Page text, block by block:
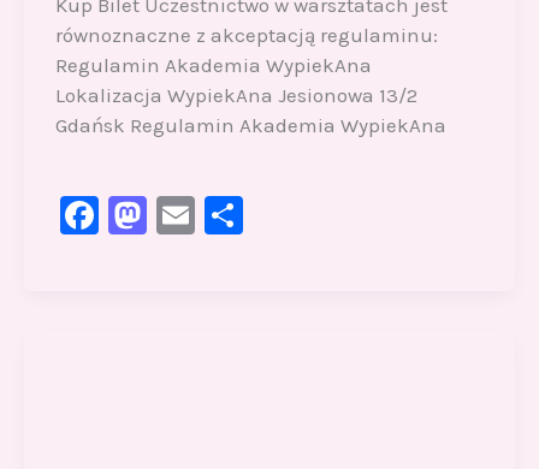
równoznaczne z akceptacją regulaminu:
Regulamin Akademia WypiekAna
Lokalizacja WypiekAna Jesionowa 13/2
Gdańsk Regulamin Akademia WypiekAna
F
M E S